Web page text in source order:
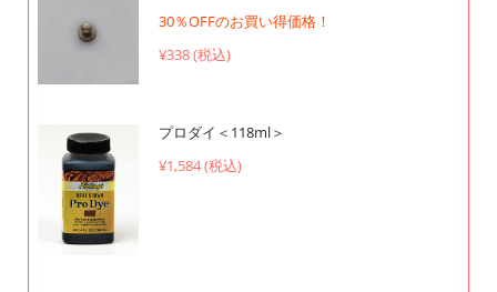
30％OFFのお買い得価格！
¥338 (税込)
プロダイ＜118ml＞
¥1,584 (税込)